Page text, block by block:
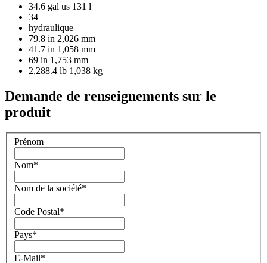
34.6 gal us 131 l
34
hydraulique
79.8 in 2,026 mm
41.7 in 1,058 mm
69 in 1,753 mm
2,288.4 lb 1,038 kg
Demande de renseignements sur le
produit
Prénom
Nom*
Nom de la société*
Code Postal*
Pays*
E-Mail*